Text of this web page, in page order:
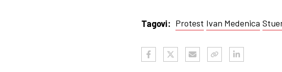
Tagovi: Protest Ivan Medenica